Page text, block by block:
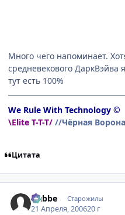
Много чего напоминает.
средневекового ДаркВэйва
тут есть 100%
We Rule With Technology ©
\Elite T-T-T/ //Чёрная
Цитата
Nabbe Старожилы
21 Апреля, 200620 г